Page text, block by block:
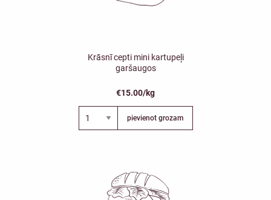
Krāsnī cepti mini kartupeļi
garšaugos
€15.00/kg
pievienot grozam